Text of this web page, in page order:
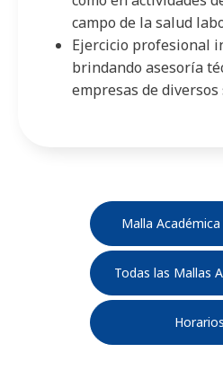
campo de la salud
Ejercicio profesional
brindando asesoría
empresas de diversos
Malla
Todas las Mallas
Horarios